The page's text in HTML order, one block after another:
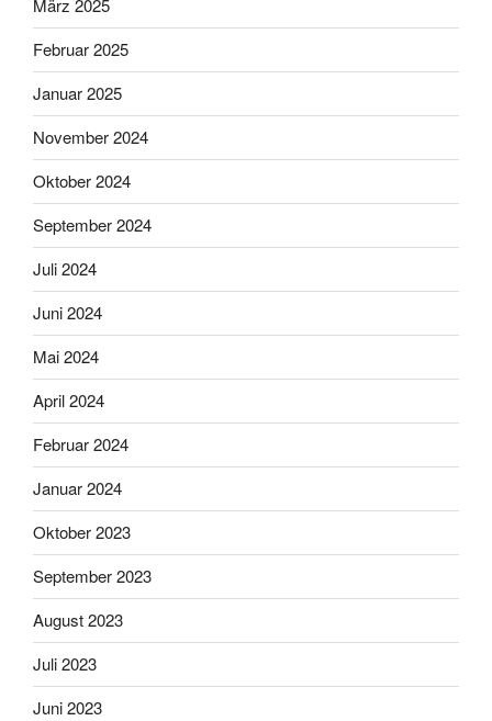
März 2025
Februar 2025
Januar 2025
November 2024
Oktober 2024
September 2024
Juli 2024
Juni 2024
Mai 2024
April 2024
Februar 2024
Januar 2024
Oktober 2023
September 2023
August 2023
Juli 2023
Juni 2023